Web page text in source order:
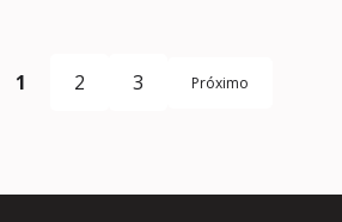
1 2 3 Próximo